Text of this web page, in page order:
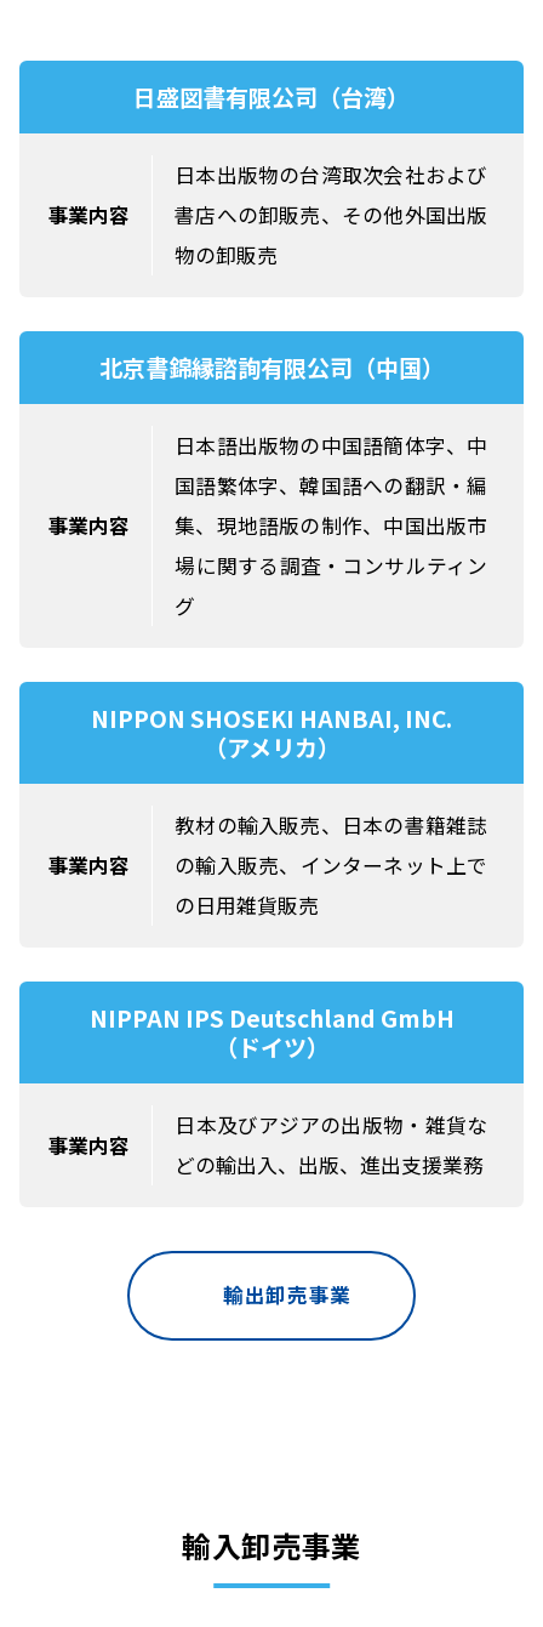
日盛図書有限公司（台湾）
事業内容
日本出版物の台湾取次会社および
書店への卸販売、その他外国出版
物の卸販売
北京書錦縁諮詢有限公司（中国）
事業内容
日本語出版物の中国語簡体字、中
国語繁体字、韓国語への翻訳・編
集、現地語版の制作、中国出版市
場に関する調査・コンサルティン
グ
NIPPON SHOSEKI HANBAI, INC.
（アメリカ）
事業内容
教材の輸入販売、日本の書籍雑誌
の輸入販売、 インターネット上で
の日用雑貨販売
NIPPAN IPS Deutschland GmbH
（ドイツ）
事業内容
日本及びアジアの出版物・雑貨な
どの輸出入、 出版、進出支援業務
輸出卸売事業
輸入卸売事業